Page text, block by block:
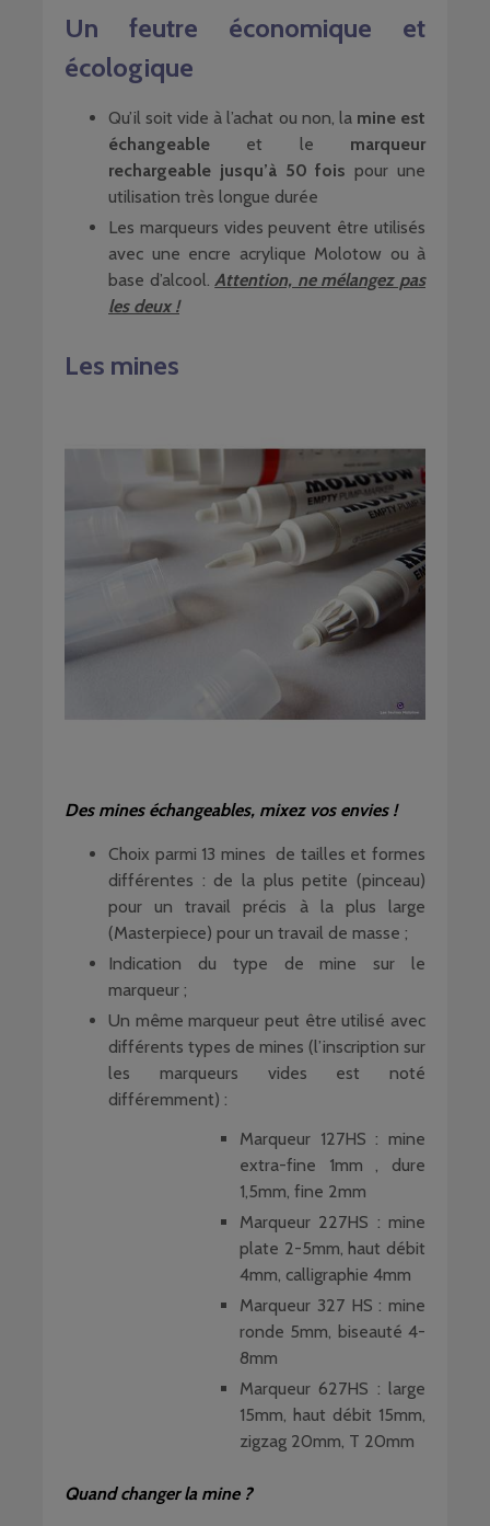
Un feutre économique et
écologique
Qu’il soit vide à l’achat ou non, lamine est
échangeable et le marqueur
rechargeable jusqu’à 50 fois pour une
utilisation très longue durée
Les marqueurs vides peuvent être utilisés
avec une encre acrylique Molotow ou à
base d’alcool.Attention, ne mélangez pas
les deux !
Les mines
Des mines échangeables, mixez vos envies !
Choix parmi 13 mines de tailles et formes
différentes : de la plus petite (pinceau)
pour un travail précis à la plus large
(Masterpiece) pour un travail de masse ;
Indication du type de mine sur le
marqueur ;
Un même marqueur peut être utilisé avec
différents types de mines (l’inscription sur
les marqueurs vides est noté
différemment) :
Marqueur 127HS : mine
extra-fine 1mm , dure
1,5mm, fine 2mm
Marqueur 227HS : mine
plate 2-5mm, haut débit
4mm, calligraphie 4mm
Marqueur 327 HS : mine
ronde 5mm, biseauté 4-
8mm
Marqueur 627HS : large
15mm, haut débit 15mm,
zigzag 20mm, T 20mm
Quand changer la mine ?